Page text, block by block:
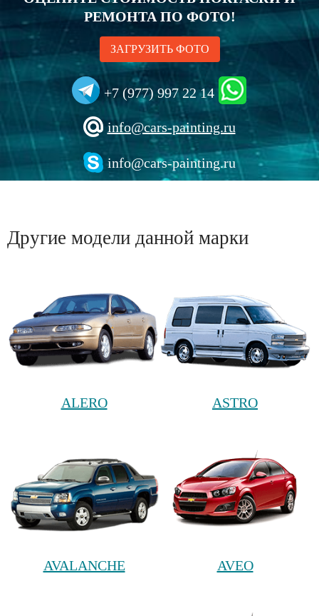
РЕМОНТА ПО ФОТО!
ЗАГРУЗИТЬ ФОТО
+7 (977) 997 22 14
info@cars-painting.ru
info@cars-painting.ru
Другие модели данной марки
ALERO ASTRO
AVALANCHE AVEO